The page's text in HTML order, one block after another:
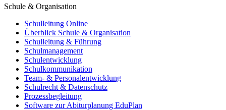
Schule & Organisation
Schulleitung Online
Überblick Schule & Organisation
Schulleitung & Führung
Schulmanagement
Schulentwicklung
Schulkommunikation
Team- & Personalentwicklung
Schulrecht & Datenschutz
Prozessbegleitung
Software zur Abiturplanung EduPlan